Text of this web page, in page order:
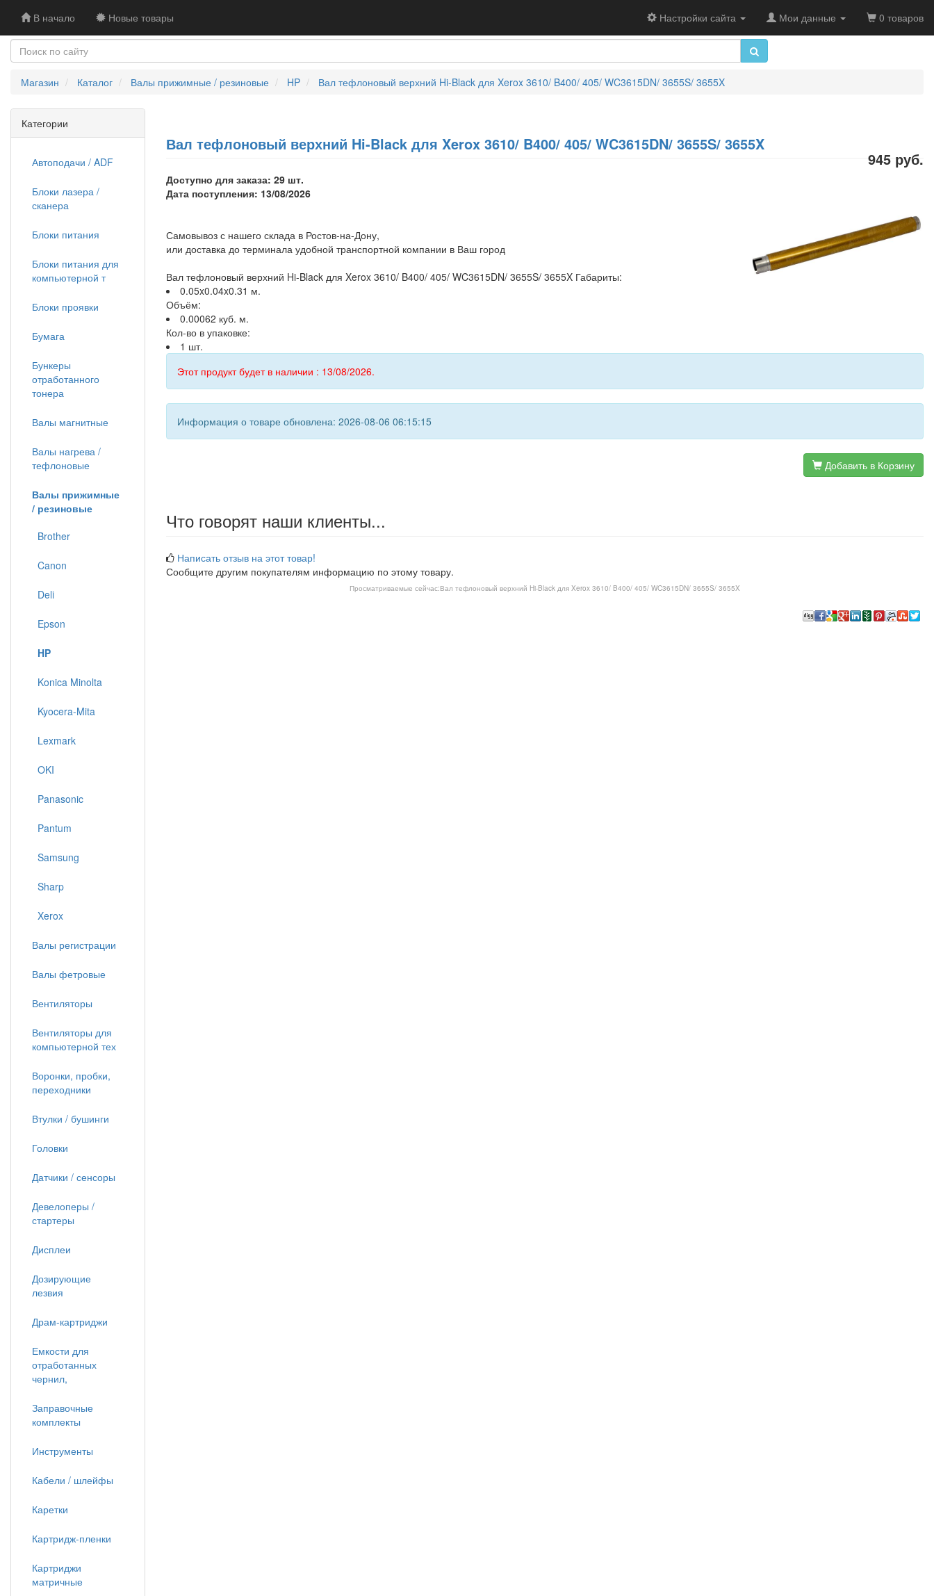
В начало Новые товары Настройки сайта Мои данные 0 товаров
Магазин Каталог Валы прижимные / резиновые HP Вал тефлоновый верхний Hi-Black для Xerox 3610/ B400/ 405/ WC3615DN/ 3655S/ 3655X
Вал тефлоновый верхний Hi-Black для Xerox 3610/ B400/ 405/ WC3615DN/ 3655S/ 3655X
945 руб.
Доступно для заказа: 29 шт.
Дата поступления: 13/08/2026
Самовывоз с нашего склада в Ростов-на-Дону,
или доставка до терминала удобной транспортной компании в Ваш город
Вал тефлоновый верхний Hi-Black для Xerox 3610/ B400/ 405/ WC3615DN/ 3655S/ 3655X Габариты:
0.05x0.04x0.31 м.
Объём:
0.00062 куб. м.
Кол-во в упаковке:
1 шт.
Этот продукт будет в наличии : 13/08/2026.
Информация о товаре обновлена: 2026-08-06 06:15:15
Добавить в Корзину
Что говорят наши клиенты...
Написать отзыв на этот товар!
Сообщите другим покупателям информацию по этому товару.
Просматриваемые сейчас:Вал тефлоновый верхний Hi-Black для Xerox 3610/ B400/ 405/ WC3615DN/ 3655S/ 3655X
Категории
Автоподачи / ADF
Блоки лазера /
сканера
Блоки питания
Блоки питания для
компьютерной т
Блоки проявки
Бумага
Бункеры
отработанного
тонера
Валы магнитные
Валы нагрева /
тефлоновые
Валы прижимные
/ резиновые
Brother
Canon
Deli
Epson
HP
Konica Minolta
Kyocera-Mita
Lexmark
OKI
Panasonic
Pantum
Samsung
Sharp
Xerox
Валы регистрации
Валы фетровые
Вентиляторы
Вентиляторы для
компьютерной тех
Воронки, пробки,
переходники
Втулки / бушинги
Головки
Датчики / сенсоры
Девелоперы /
стартеры
Дисплеи
Дозирующие
лезвия
Драм-картриджи
Емкости для
отработанных
чернил,
Заправочные
комплекты
Инструменты
Кабели / шлейфы
Каретки
Картридж-пленки
Картриджи
матричные